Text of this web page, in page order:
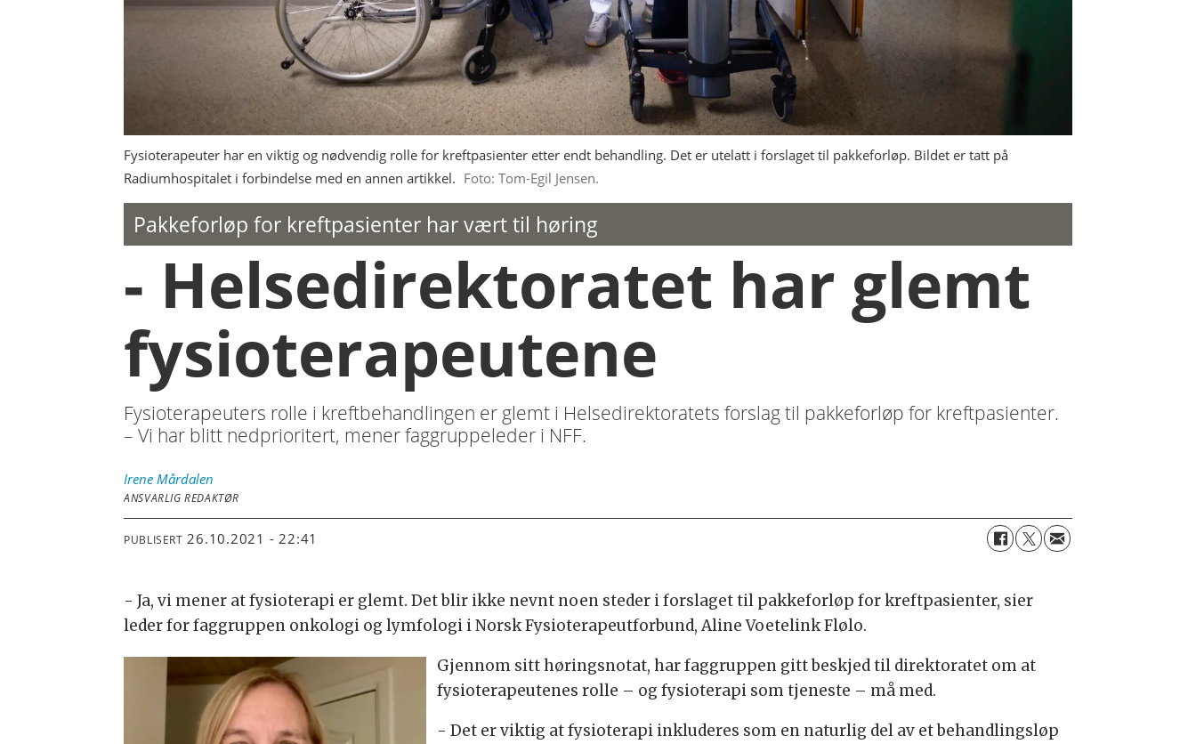
Fysioterapeuter har en viktig og nødvendig rolle for kreftpasienter etter endt behandling. Det er utelatt i forslaget til pakkeforløp. Bildet er tatt på
Radiumhospitalet i forbindelse med en annen artikkel. Foto: Tom-Egil Jensen.
Pakkeforløp for kreftpasienter har vært til høring
- Helsedirektoratet har glemt
fysioterapeutene
Fysioterapeuters rolle i kreftbehandlingen er glemt i Helsedirektoratets forslag til pakkeforløp for kreftpasienter.
– Vi har blitt nedprioritert, mener faggruppeleder i NFF.
Irene Mårdalen
ANSVARLIG REDAKTØR
PUBLISERT 26.10.2021 - 22:41
- Ja, vi mener at fysioterapi er glemt. Det blir ikke nevnt noen steder i forslaget til pakkeforløp for kreftpasienter, sier
leder for faggruppen onkologi og lymfologi i Norsk Fysioterapeutforbund, Aline Voetelink Flølo.
Gjennom sitt høringsnotat, har faggruppen gitt beskjed til direktoratet om at
fysioterapeutenes rolle – og fysioterapi som tjeneste – må med.
- Det er viktig at fysioterapi inkluderes som en naturlig del av et behandlingsløp